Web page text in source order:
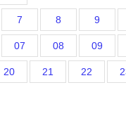
7 8 9
07 08 09
20 21 22